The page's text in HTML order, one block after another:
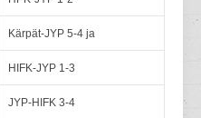
Kärpät-JYP 5-4 ja
HIFK-JYP 1-3
JYP-HIFK 3-4